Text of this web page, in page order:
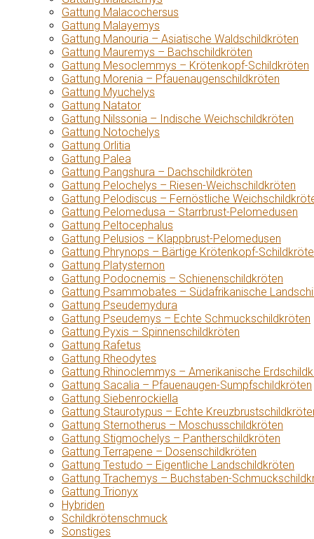
Gattung Malacochersus
Gattung Malayemys
Gattung Manouria – Asiatische Waldschildkröten
Gattung Mauremys – Bachschildkröten
Gattung Mesoclemmys – Krötenkopf-Schildkröten
Gattung Morenia – Pfauenaugenschildkröten
Gattung Myuchelys
Gattung Natator
Gattung Nilssonia – Indische Weichschildkröten
Gattung Notochelys
Gattung Orlitia
Gattung Palea
Gattung Pangshura – Dachschildkröten
Gattung Pelochelys – Riesen-Weichschildkröten
Gattung Pelodiscus – Fernöstliche
Gattung Pelomedusa – Starrbrust-Pelomedusen
Gattung Peltocephalus
Gattung Pelusios – Klappbrust-Pelomedusen
Gattung Phrynops – Bärtige Krötenkopf-
Gattung Platysternon
Gattung Podocnemis – Schienenschildkröten
Gattung Psammobates – Südafrikanische
Gattung Pseudemydura
Gattung Pseudemys – Echte Schmuckschildkröten
Gattung Pyxis – Spinnenschildkröten
Gattung Rafetus
Gattung Rheodytes
Gattung Rhinoclemmys – Amerikanische
Gattung Sacalia – Pfauenaugen-Sumpfschildkröten
Gattung Siebenrockiella
Gattung Staurotypus – Echte
Gattung Sternotherus – Moschusschildkröten
Gattung Stigmochelys – Pantherschildkröten
Gattung Terrapene – Dosenschildkröten
Gattung Testudo – Eigentliche Landschildkröten
Gattung Trachemys – Buchstaben-
Gattung Trionyx
Hybriden
Schildkrötenschmuck
Sonstiges